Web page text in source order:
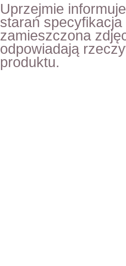
Uprzejmie
starań
zamieszczona
odpowiadają
produktu.